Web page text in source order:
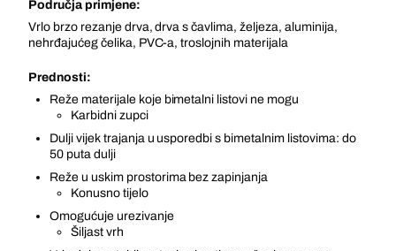
Područja primjene:
Vrlo brzo rezanje drva, drva s čavlima, željeza, aluminija,
nehrđajućeg čelika, PVC-a, troslojnih materijala
Prednosti:
Reže materijale koje bimetalni listovi ne mogu
Karbidni zupci
Dulji vijek trajanja u usporedbi s bimetalnim listovima: do
50 puta dulji
Reže u uskim prostorima bez zapinjanja
Konusno tijelo
Omogućuje urezivanje
Šiljast vrh